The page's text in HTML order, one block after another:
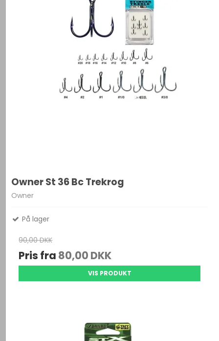
Owner St 36 Bc Trekrog
Owner
På lager
90,00 DKK
Pris fra 80,00 DKK
VIS PRODUKT